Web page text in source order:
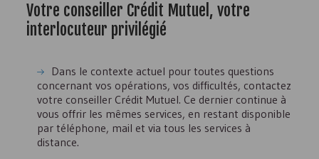
Votre conseiller Crédit Mutuel, votre
interlocuteur privilégié
Dans le contexte actuel pour toutes questions
concernant vos opérations, vos difficultés, contactez
votre conseiller Crédit Mutuel. Ce dernier continue à
vous offrir les mêmes services, en restant disponible
par téléphone, mail et via tous les services à
distance.